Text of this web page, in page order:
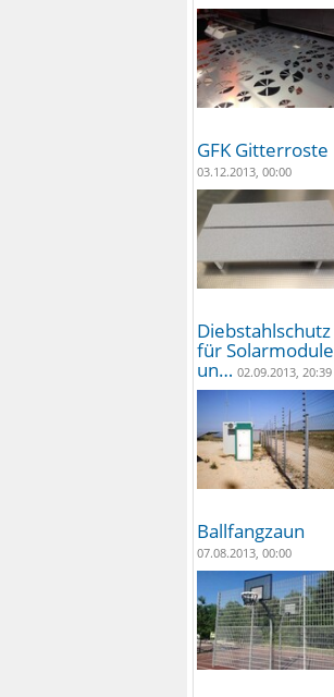
GFK Gitterroste
03.12.2013, 00:00
Diebstahlschutz
für Solarmodule
un… 02.09.2013, 20:39
Ballfangzaun
07.08.2013, 00:00